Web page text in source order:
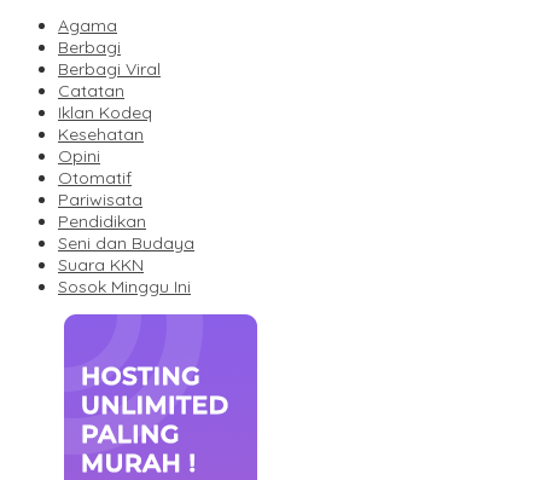
Agama
Berbagi
Berbagi Viral
Catatan
Iklan Kodeq
Kesehatan
Opini
Otomatif
Pariwisata
Pendidikan
Seni dan Budaya
Suara KKN
Sosok Minggu Ini